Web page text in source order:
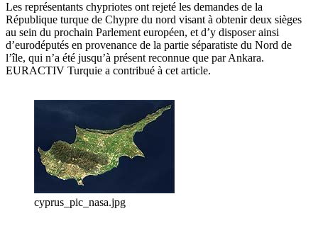
Les représentants chypriotes ont rejeté les demandes de la
République turque de Chypre du nord visant à obtenir deux sièges
au sein du prochain Parlement européen, et d’y disposer ainsi
d’eurodéputés en provenance de la partie séparatiste du Nord de
l’île, qui n’a été jusqu’à présent reconnue que par Ankara.
EURACTIV Turquie a contribué à cet article.
cyprus_pic_nasa.jpg